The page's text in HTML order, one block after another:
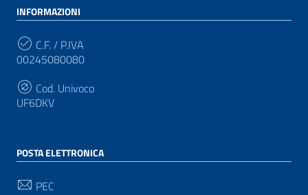
INFORMAZIONI
C.F. / P.IVA
00245080080
Cod. Univoco
UF6DKV
POSTA ELETTRONICA
PEC